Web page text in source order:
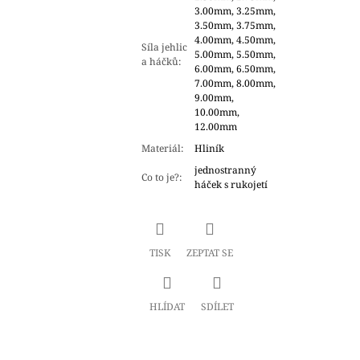
Síla jehlic
a háčků:
3.00mm, 3.25mm,
3.50mm, 3.75mm,
4.00mm, 4.50mm,
5.00mm, 5.50mm,
6.00mm, 6.50mm,
7.00mm, 8.00mm,
9.00mm,
10.00mm,
12.00mm
Materiál: Hliník
Co to je?:
jednostranný
háček s rukojetí
TISK ZEPTAT SE
HLÍDAT SDÍLET